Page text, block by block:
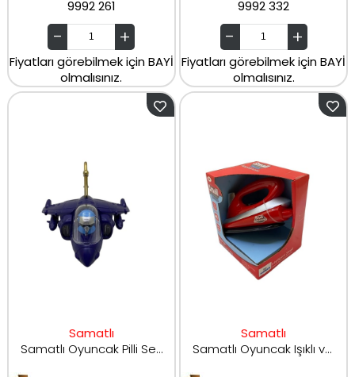
9992 261
Fiyatları görebilmek için BAYİ
olmalısınız.
9992 332
Fiyatları görebilmek için BAYİ
olmalısınız.
Samatlı
Samatlı Oyuncak Pilli Sesli Işıklı Uçak 286-28
Samatlı
Samatlı Oyuncak Işıklı ve Sesli Ütü 2027-56